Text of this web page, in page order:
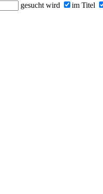
gesucht wird im Titel